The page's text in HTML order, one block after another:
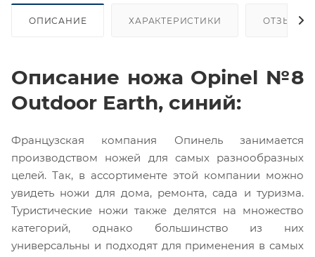
ОПИСАНИЕ ХАРАКТЕРИСТИКИ ОТЗЫВЫ
Описание ножа Opinel №8
Outdoor Earth, синий:
Французская компания Опинель занимается
производством ножей для самых разнообразных
целей. Так, в ассортименте этой компании можно
увидеть ножи для дома, ремонта, сада и туризма.
Туристические ножи также делятся на множество
категорий, однако большинство из них
универсальны и подходят для применения в самых